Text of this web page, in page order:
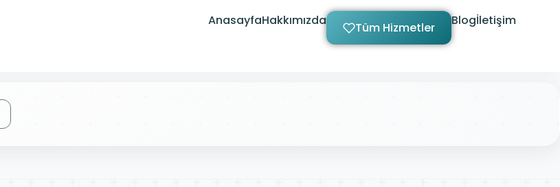
AnasayfaHakkımızda Tüm Hizmetler Blogİletişim